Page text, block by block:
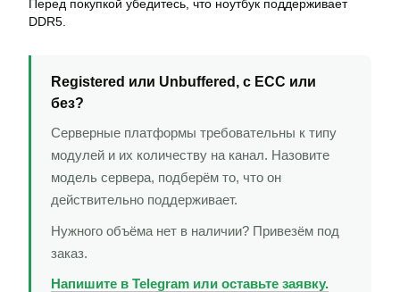
Перед покупкой убедитесь, что ноутбук поддерживает
DDR5.
Registered или Unbuffered, с ECC или
без?
Серверные платформы требовательны к типу
модулей и их количеству на канал. Назовите
модель сервера, подберём то, что он
действительно поддерживает.
Нужного объёма нет в наличии? Привезём под
заказ.
Напишите в Telegram или оставьте заявку.